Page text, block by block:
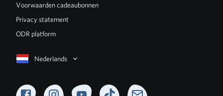
Nederlands
Voorwaarden cadeaubonnen
Privacy statement
ODR platform